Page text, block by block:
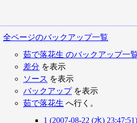
全ページのバックアップ一覧
茹で落花生 のバックアップ一
差分 を表示
ソース を表示
バックアップを表示
茹で落花生 へ行く。
1 (2007-08-22 (水) 23:47:51)